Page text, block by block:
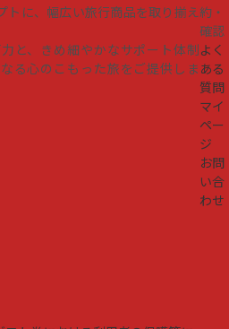
トに、幅広い旅行商品を取り揃え
と、きめ細やかなサポート体制
る心のこもった旅をご提供しま
約・
確認
よく
ある
質問
マイ
ペー
ジ
お問
い合
わせ